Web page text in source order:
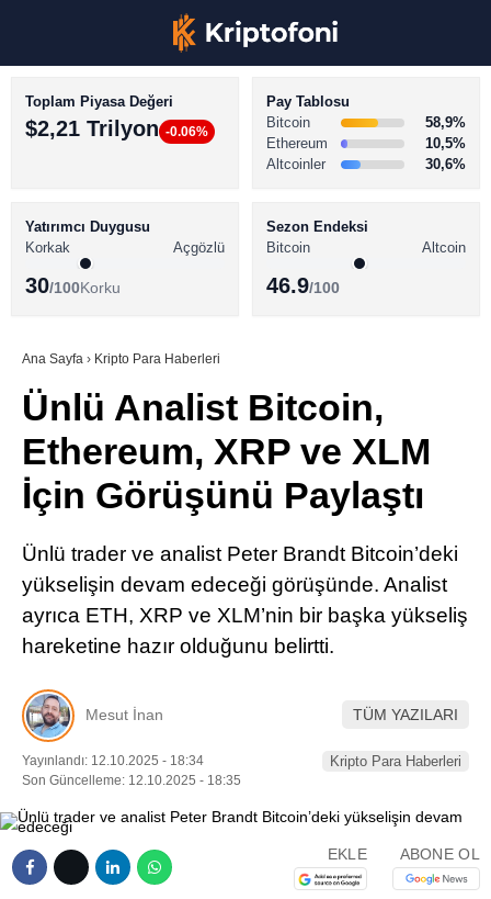
Youtube
TikTok
Pinterest
LinkedIn
Telegram
BİTCOİN HABERLERİ
ALTCOİN HABERLERİ
SÖZLÜK
Toplam Piyasa Değeri
$2,21 Trilyon -0.06%
Pay Tablosu
Bitcoin
58,9%
Ethereum
10,5%
Altcoinler
30,6%
Yatırımcı Duygusu
Korkak
Açgözlü
30/100Korku
Sezon Endeksi
Bitcoin
Altcoin
46.9/100
Ana Sayfa › Kripto Para Haberleri
Ünlü Analist Bitcoin,
Ethereum, XRP ve XLM
İçin Görüşünü Paylaştı
Ünlü trader ve analist Peter Brandt Bitcoin’deki
yükselişin devam edeceği görüşünde. Analist
ayrıca ETH, XRP ve XLM’nin bir başka yükseliş
hareketine hazır olduğunu belirtti.
Mesut İnan TÜM YAZILARI
Yayınlandı: 12.10.2025 - 18:34
Son Güncelleme: 12.10.2025 - 18:35
Kripto Para Haberleri
EKLE ABONE OL